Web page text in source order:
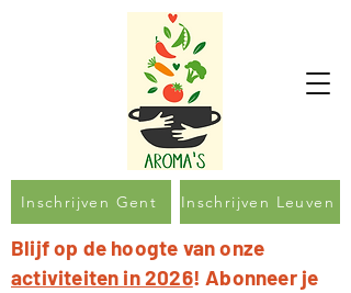
Inschrijven Gent Inschrijven Leuven
Blijf op de hoogte van onze
activiteiten in 2026! Abonneer je